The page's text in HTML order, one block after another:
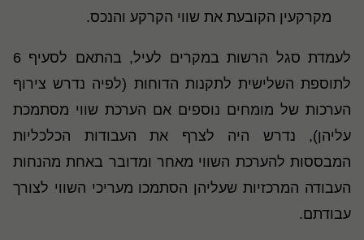
מקרקעין הקובעת את שווי הקרקע והנכס.
לעמדת סגל הרשות במקרים לעיל, בהתאם לסעיף 6
לתוספת השלישית לתקנות הדוחות (לפיה נדרש צירוף
הערכות של מומחים נוספים אם הערכת שווי מסתמכת
עליהן), נדרש היה לצרף את העבודות הכלכליות
המבססות להערכת השווי מאחר ומדובר באחת מהנחות
העבודה המרכזיות שעליהן הסתמכו מעריכי השווי לצורך
עבודתם.